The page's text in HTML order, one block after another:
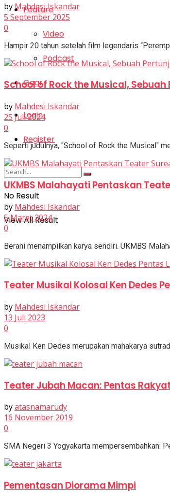
Feature
Video
Podcast
Gear
Login
Register
No Result
View All Result
byMahdesi Iskandar
5 September 2025
0
Hampir 20 tahun setelah film legendaris
School of Rock the Musical,
by Mahdesi Iskandar
25 Juli 2024
0
Seperti judulnya, "School of Rock the Musical"
UKMBS Malahayati Pentaskan
by Mahdesi Iskandar
5 Maret 2024
0
Berani menampilkan karya sendiri. UKMBS
Teater Musikal Kolosal Ken Dedes
by Mahdesi Iskandar
13 Juli 2023
0
Musikal Ken Dedes merupakan mahakarya
Teater Jubah Macan: Pentas
byatasnamarudy
16 November 2019
0
SMA Negeri 3 Yogyakarta mempersembahkan:
Pementasan Diorama Mimpi